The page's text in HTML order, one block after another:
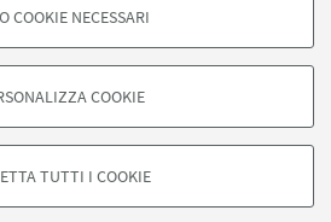
- FACOLTATIVI
al loro comportamento sul sito, per analisi
COOKIE NECESSARI
COOKIE
TUTTI I COOKIE
- Note legali -Impostazioni Cookie